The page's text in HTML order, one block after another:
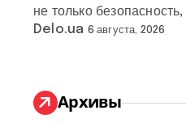
не только
Delo.ua 6 августа, 2026
Архивы